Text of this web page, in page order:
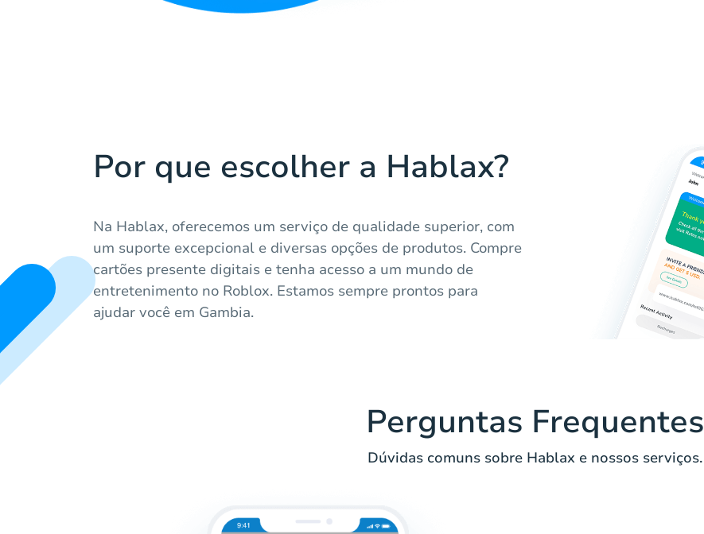
Por que escolher a Hablax?
Na Hablax, oferecemos um serviço de qualidade superior, com
um suporte excepcional e diversas opções de produtos. Compre
cartões presente digitais e tenha acesso a um mundo de
entretenimento no Roblox. Estamos sempre prontos para
ajudar você em Gambia.
Perguntas Frequentes
Dúvidas comuns sobre Hablax e nossos serviços.